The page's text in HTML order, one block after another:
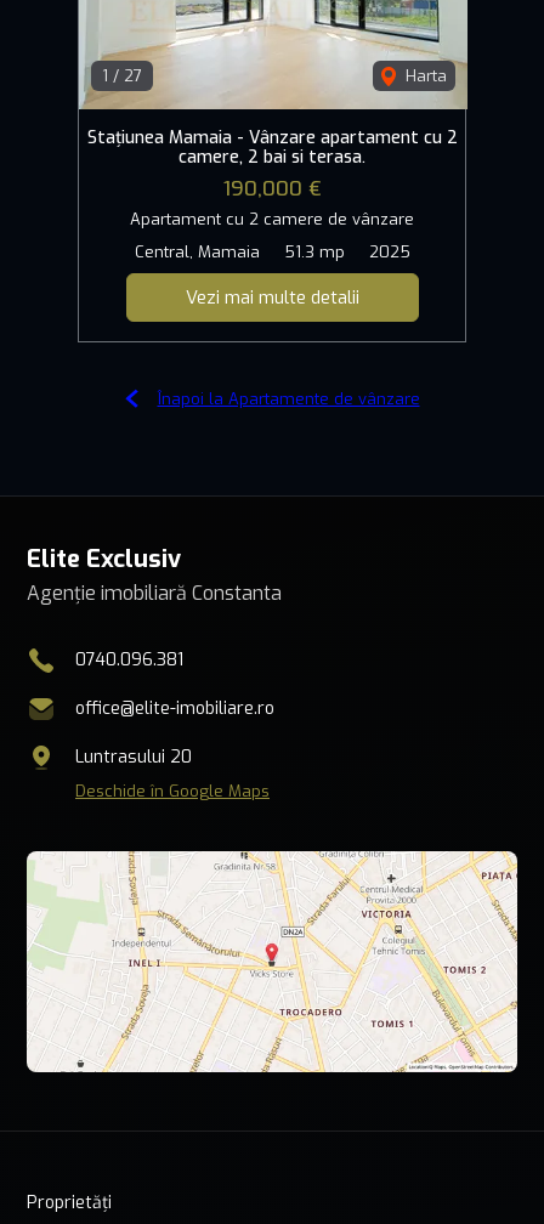
1 / 27 Harta
Stațiunea Mamaia - Vânzare apartament cu 2
camere, 2 bai si terasa.
190,000 €
Apartament cu 2 camere de vânzare
Central, Mamaia
51.3 mp 2025
Vezi mai multe detalii
Înapoi la Apartamente de vânzare
Elite Exclusiv
Agenție imobiliară Constanta
0740.096.381
office@elite-imobiliare.ro
Luntrasului 20
Deschide în Google Maps
Proprietăți